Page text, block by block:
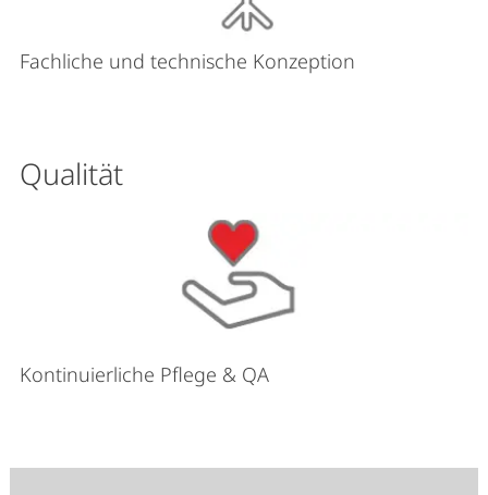
Fachliche und technische Konzeption
Qualität
Kontinuierliche Pflege & QA